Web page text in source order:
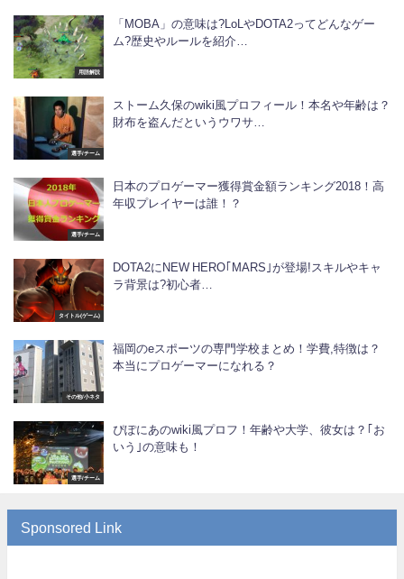
用語解説
「MOBA」の意味は?LoLやDOTA2ってどんなゲー
ム?歴史やルールを紹介…
選手/チーム
ストーム久保のwiki風プロフィール！本名や年齢は？
財布を盗んだというウワサ…
選手/チーム
日本のプロゲーマー獲得賞金額ランキング2018！高
年収プレイヤーは誰！？
タイトル(ゲーム)
DOTA2にNEW HERO｢MARS｣が登場!スキルやキャ
ラ背景は?初心者…
その他/小ネタ
福岡のeスポーツの専門学校まとめ！学費,特徴は？
本当にプロゲーマーになれる？
選手/チーム
ぴぽにあのwiki風プロフ！年齢や大学、彼女は？｢お
いう｣の意味も！
Sponsored Link